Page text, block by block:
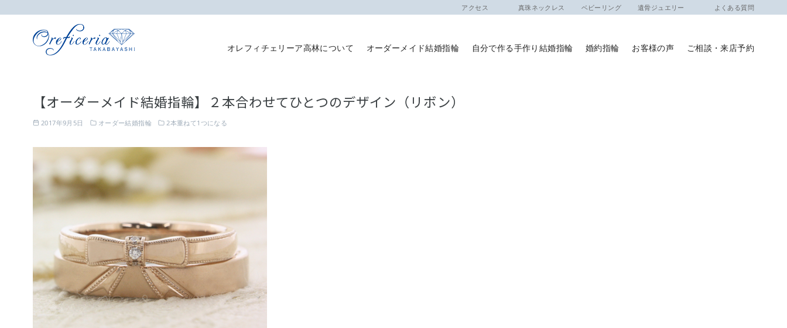
アクセス 真珠ネックレス ベビーリング 遺骨ジュエリー よくある質問
オレフィチェリーア高林について オーダーメイド結婚指輪 自分で作る手作り結婚指輪 婚約指輪 お客様の声 ご相談・来店予約
【オーダーメイド結婚指輪】２本合わせてひとつのデザイン（リボン）
2017年9月5日 オーダー結婚指輪 2本重ねて1つになる